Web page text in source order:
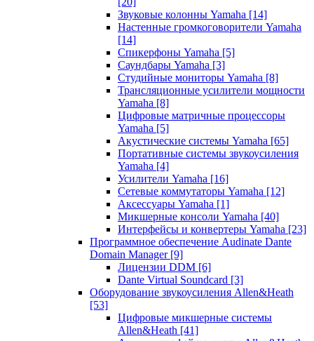
Звуковые колонны Yamaha [14]
Настенные громкоговорители Yamaha
[14]
Спикерфоны Yamaha [5]
Саундбары Yamaha [3]
Студийные мониторы Yamaha [8]
Трансляционные усилители мощности
Yamaha [8]
Цифровые матричные процессоры
Yamaha [5]
Акустические системы Yamaha [65]
Портативные системы звукоусиления
Yamaha [4]
Усилители Yamaha [16]
Сетевые коммутаторы Yamaha [12]
Аксессуары Yamaha [1]
Микшерные консоли Yamaha [40]
Интерфейсы и конвертеры Yamaha [23]
Программное обеспечение Audinate Dante
Domain Manager [9]
Лицензии DDM [6]
Dante Virtual Soundcard [3]
Оборудование звукоусиления Allen&Heath
[53]
Цифровые микшерные системы
Allen&Heath [41]